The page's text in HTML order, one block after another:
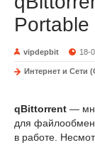
Portable
vipdepbit 18-
Интернет и Сети
qBittorrent —
для
в работе.